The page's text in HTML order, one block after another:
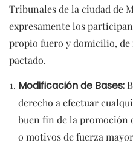
Tribunales de la ciudad de
expresamente los
propio fuero y domicilio,
pactado.
Modificación de Bases:
derecho a efectuar
buen fin de la promoción
o motivos de fuerza